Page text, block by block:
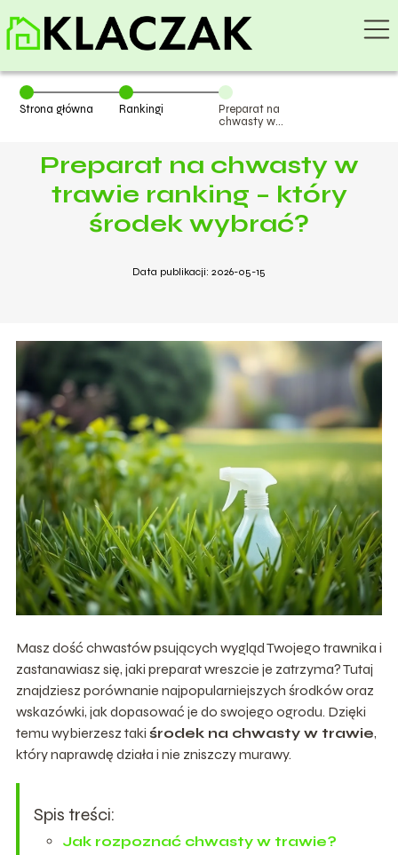
Strona główna Rankingi
Preparat na
chwasty w
wybrać?
Preparat na chwasty w
trawie ranking – który
środek wybrać?
Data publikacji: 2026-05-15
Masz dość chwastów psujących wygląd Twojego trawnika i
zastanawiasz się, jaki preparat wreszcie je zatrzyma? Tutaj
znajdziesz porównanie najpopularniejszych środków oraz
wskazówki, jak dopasować je do swojego ogrodu. Dzięki
temu wybierzesz taki środek na chwasty w trawie,
który naprawdę działa i nie zniszczy murawy.
Spis treści:
Jak rozpoznać chwasty w trawie?